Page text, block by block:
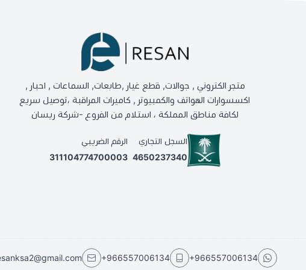
متجر الكتروني , جوالات, قطع غيار ,طابعات, السماعات , احبار ,
اكسسوارات الهواتف والكمبيوتر , كاميرات المراقبة ،توصيل سريع
لكافة مناطق المملكة ، استلام من الفروع -شركة ريسان
السجل التجاري
4650237340
الرقم الضريبي
311104774700003
+966557006134
+966557006134